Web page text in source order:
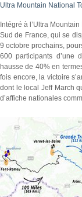
Ultra Mountain National
Intégré à l’Ultra
Sud de France, qui se
9 octobre prochains,
600 participants d’une
hausse de 40% en
fois encore, la victoire
dont le local Jeff March
d’affiche nationales